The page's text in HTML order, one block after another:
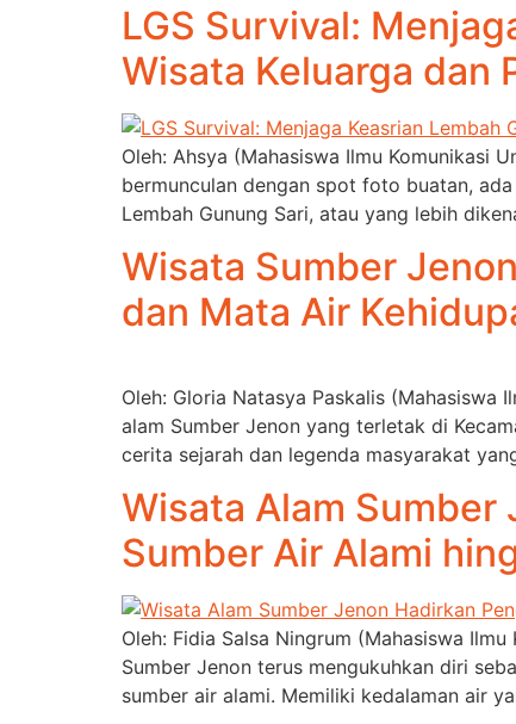
LGS Survival:
Wisata Keluarga dan
Oleh: Ahsya (Mahasiswa Ilmu Komunikasi
bermunculan dengan spot foto buatan,
Lembah Gunung Sari, atau yang lebih
Wisata Sumber
dan Mata Air
Oleh: Gloria Natasya Paskalis (Mahasiswa
alam Sumber Jenon yang terletak di
cerita sejarah dan legenda masyarakat
Wisata Alam Sumber
Sumber Air Alami
Oleh: Fidia Salsa Ningrum (Mahasiswa
Sumber Jenon terus mengukuhkan diri
sumber air alami. Memiliki kedalaman air